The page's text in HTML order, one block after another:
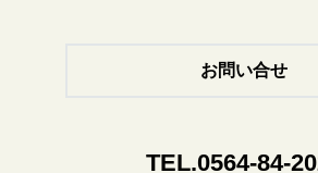
お問い合せ
TEL.0564-84-